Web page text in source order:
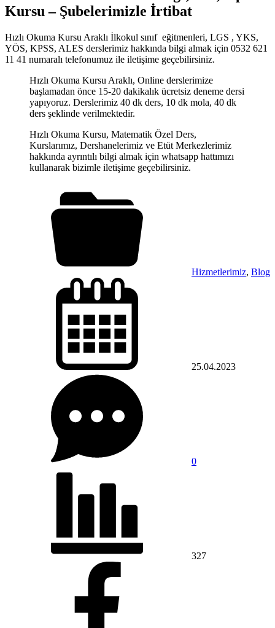
Kursu – Şubelerimizle İrtibat
Hızlı Okuma Kursu Araklı İlkokul sınıf eğitmenleri, LGS , YKS,
YÖS, KPSS, ALES derslerimiz hakkında bilgi almak için 0532 621
11 41 numaralı telefonumuz ile iletişime geçebilirsiniz.
Hızlı Okuma Kursu Araklı, Online derslerimize
başlamadan önce 15-20 dakikalık ücretsiz deneme dersi
yapıyoruz. Derslerimiz 40 dk ders, 10 dk mola, 40 dk
ders şeklinde verilmektedir.
Hızlı Okuma Kursu, Matematik Özel Ders,
Kurslarımız, Dershanelerimiz ve Etüt Merkezlerimiz
hakkında ayrıntılı bilgi almak için whatsapp hattımızı
kullanarak bizimle iletişime geçebilirsiniz.
Hizmetlerimiz, Blog
25.04.2023
0
327